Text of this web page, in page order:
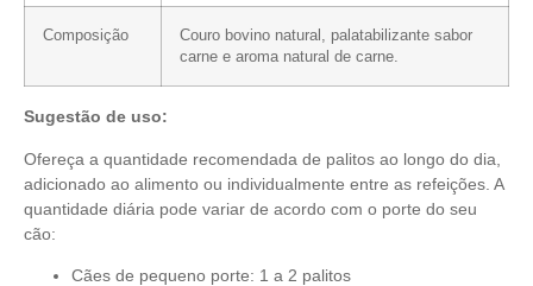
Composição
Couro bovino natural, palatabilizante sabor
carne e aroma natural de carne.
Sugestão de uso:
Ofereça a quantidade recomendada de palitos ao longo do dia,
adicionado ao alimento ou individualmente entre as refeições. A
quantidade diária pode variar de acordo com o porte do seu
cão:
Cães de pequeno porte: 1 a 2 palitos